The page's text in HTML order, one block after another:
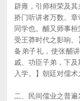
辟雍，引师桓荣及
挢门听讲者万数。
同学也。酺又师事
受王莽时代之影响
备弟子礼，使张酺
戚、功臣子弟，下
入学。】朝廷对儒术
二、民间儒业之普遍